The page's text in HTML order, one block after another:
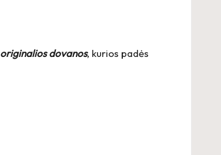
originalios dovanos, kurios padės